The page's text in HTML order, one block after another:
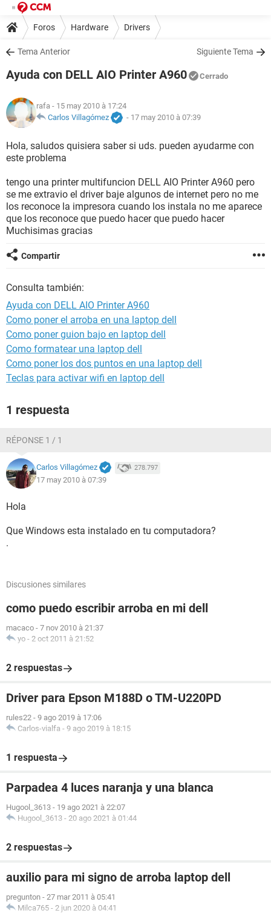
Foros Hardware Drivers
Tema Anterior Siguiente Tema
Ayuda con DELL AIO Printer A960 Cerrado
rafa - 15 may 2010 à 17:24
Carlos Villagómez
- 17 may 2010 à 07:39
Hola, saludos quisiera saber si uds. pueden ayudarme con
este problema
tengo una printer multifuncion DELL AIO Printer A960 pero
se me extravio el driver baje algunos de internet pero no me
los reconoce la impresora cuando los instala no me aparece
que los reconoce que puedo hacer que puedo hacer
Muchisimas gracias
Compartir
Consulta también:
Ayuda con DELL AIO Printer A960
Como poner el arroba en una laptop dell
Como poner guion bajo en laptop dell
Como formatear una laptop dell
Como poner los dos puntos en una laptop dell
Teclas para activar wifi en laptop dell
1 respuesta
RÉPONSE 1 / 1
Carlos Villagómez 278.797
17 may 2010 à 07:39
Hola
Que Windows esta instalado en tu computadora?
.
Discusiones similares
como puedo escribir arroba en mi dell
macaco - 7 nov 2010 à 21:37
yo - 2 oct 2011 à 21:52
2 respuestas
Driver para Epson M188D o TM-U220PD
rules22 - 9 ago 2019 à 17:06
Carlos-vialfa - 9 ago 2019 à 18:15
1 respuesta
Parpadea 4 luces naranja y una blanca
Hugool_3613 - 19 ago 2021 à 22:07
Hugool_3613 - 20 ago 2021 à 01:44
2 respuestas
auxilio para mi signo de arroba laptop dell
pregunton - 27 mar 2011 à 05:41
Milca765 - 2 jun 2020 à 04:41